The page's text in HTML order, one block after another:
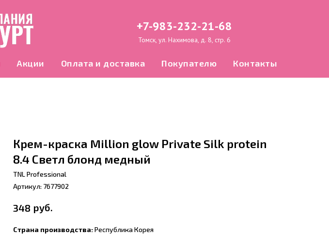
+7-983-232-21-68
Томск, ул. Нахимова, д. 8, стр. 6
Акции Оплата и доставка Покупателю Контакты
Крем-краска Million glow Private Silk protein
8.4 Светл блонд медный
TNL Professional
Артикул: 7677902
348 руб.
Страна производства:Республика Корея